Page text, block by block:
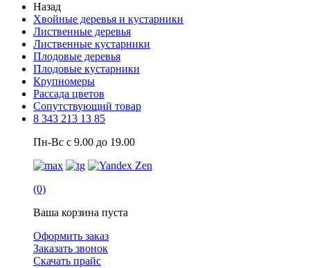
Назад
Хвойные деревья и кустарники
Лиственные деревья
Лиственные кустарники
Плодовые деревья
Плодовые кустарники
Крупномеры
Рассада цветов
Сопутствующий товар
8 343 213 13 85
Пн-Вс с 9.00 до 19.00
(0)
Ваша корзина пуста
Оформить заказ
Заказать звонок
Скачать прайс